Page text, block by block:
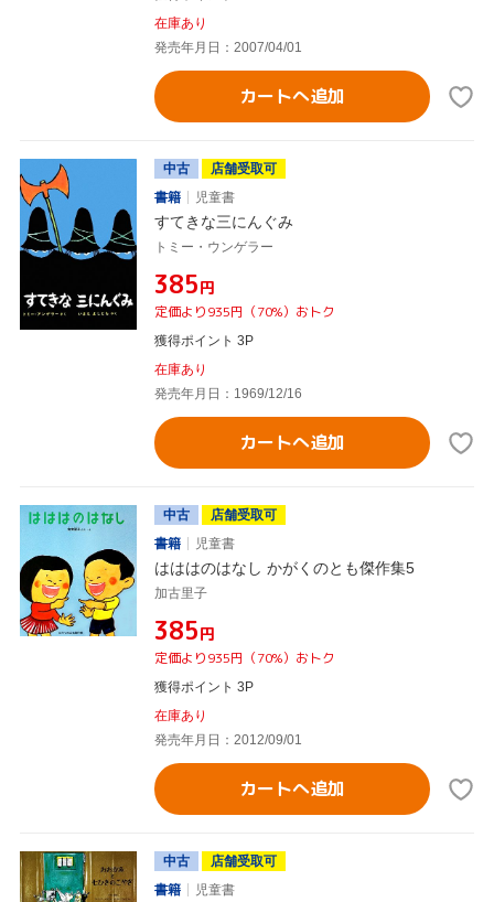
在庫あり
発売年月日：2007/04/01
カートへ追加
中古
店舗受取可
書籍
児童書
すてきな三にんぐみ
トミー・ウンゲラー
¥385円
定価より935円（70%）おトク
獲得ポイント 3P
在庫あり
発売年月日：1969/12/16
カートへ追加
中古
店舗受取可
書籍
児童書
はははのはなし かがくのとも傑作集5
加古里子
¥385円
定価より935円（70%）おトク
獲得ポイント 3P
在庫あり
発売年月日：2012/09/01
カートへ追加
中古
店舗受取可
書籍
児童書